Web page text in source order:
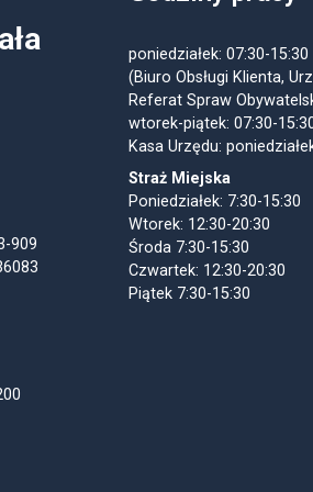
909
poniedziałek: 07:30-15:30
(Biuro Obsługi Klienta,
Referat Spraw
wtorek-piątek: 07:30-
Kasa Urzędu:
Straż Miejska
Poniedziałek: 7:30-15:30
Wtorek: 12:30-20:30
Środa 7:30-15:30
Czwartek: 12:30-20:30
Piątek 7:30-15:30